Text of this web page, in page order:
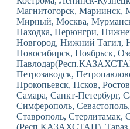
Магнитогорск, Мариинск,
Мирный, Москва,
Находка, Нерюнгри,
Новгород, Нижний Тагил,
Новосибирск, Ноябрьск,
Петрозаводск,
Прокопьевск, Псков,
Самара, Санкт-Петербург,
Симферополь,
Ставрополь, Стерлитамак,
(Респ.КАЗАХСТАН), Тараз,